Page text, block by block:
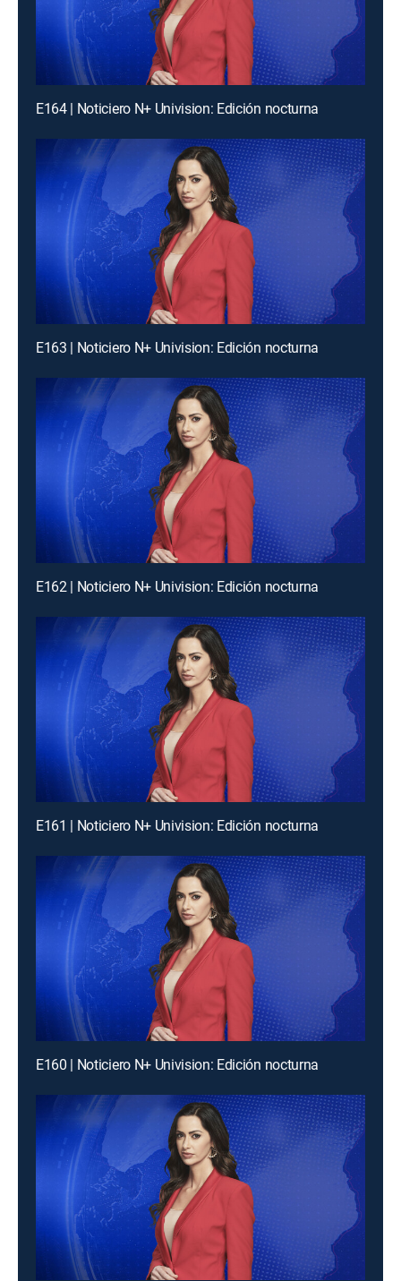
E164 | Noticiero N+ Univision: Edición nocturna
E163 | Noticiero N+ Univision: Edición nocturna
E162 | Noticiero N+ Univision: Edición nocturna
E161 | Noticiero N+ Univision: Edición nocturna
E160 | Noticiero N+ Univision: Edición nocturna